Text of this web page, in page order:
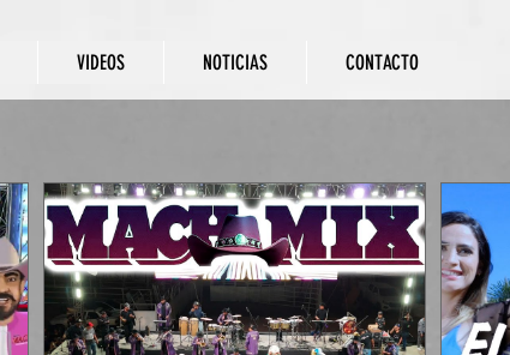
VIDEOS NOTICIAS CONTACTO